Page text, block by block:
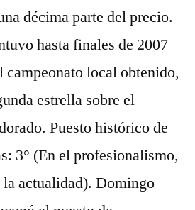
décima parte del precio.
hasta finales de 2007
campeonato local obtenido,
estrella sobre el
Puesto histórico de
3° (En el profesionalismo,
la actualidad). Domingo